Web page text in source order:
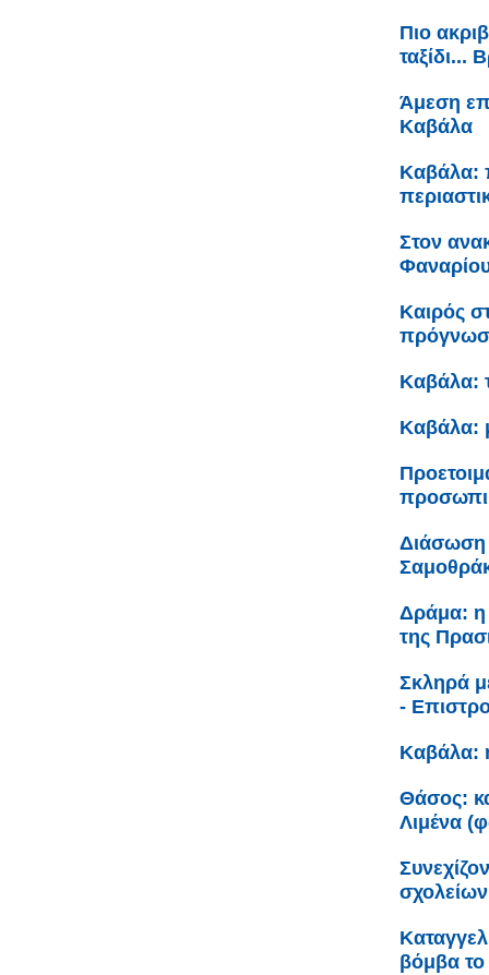
Πιο
ταξίδι...
Άμεση
Καβάλα
Καβάλα:
Στον
Καιρός
Καβάλα:
Καβάλα:
Διάσωση
Δράμα: η
της
Σκληρά
-
Καβάλα:
Θάσος:
Λιμένα
βόμβα το